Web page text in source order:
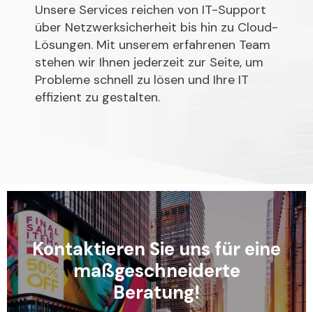
Unsere Services reichen von IT-Support
über Netzwerksicherheit bis hin zu Cloud-
Lösungen. Mit unserem erfahrenen Team
stehen wir Ihnen jederzeit zur Seite, um
Probleme schnell zu lösen und Ihre IT
effizient zu gestalten.
Kontaktieren Sie uns für eine
maßgeschneiderte
Beratung!